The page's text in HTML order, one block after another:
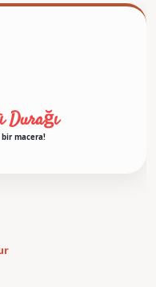
Durağı
macera!